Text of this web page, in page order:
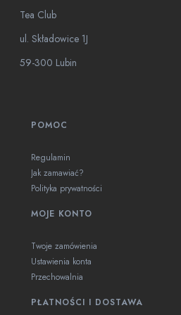
Tea Club
ul. Składowice 1J
59-300 Lubin
Linki w stopce
POMOC
Regulamin
Jak zamawiać?
Polityka prywatności
MOJE KONTO
Twoje zamówienia
Ustawienia konta
Przechowalnia
PŁATNOŚCI I DOSTAWA